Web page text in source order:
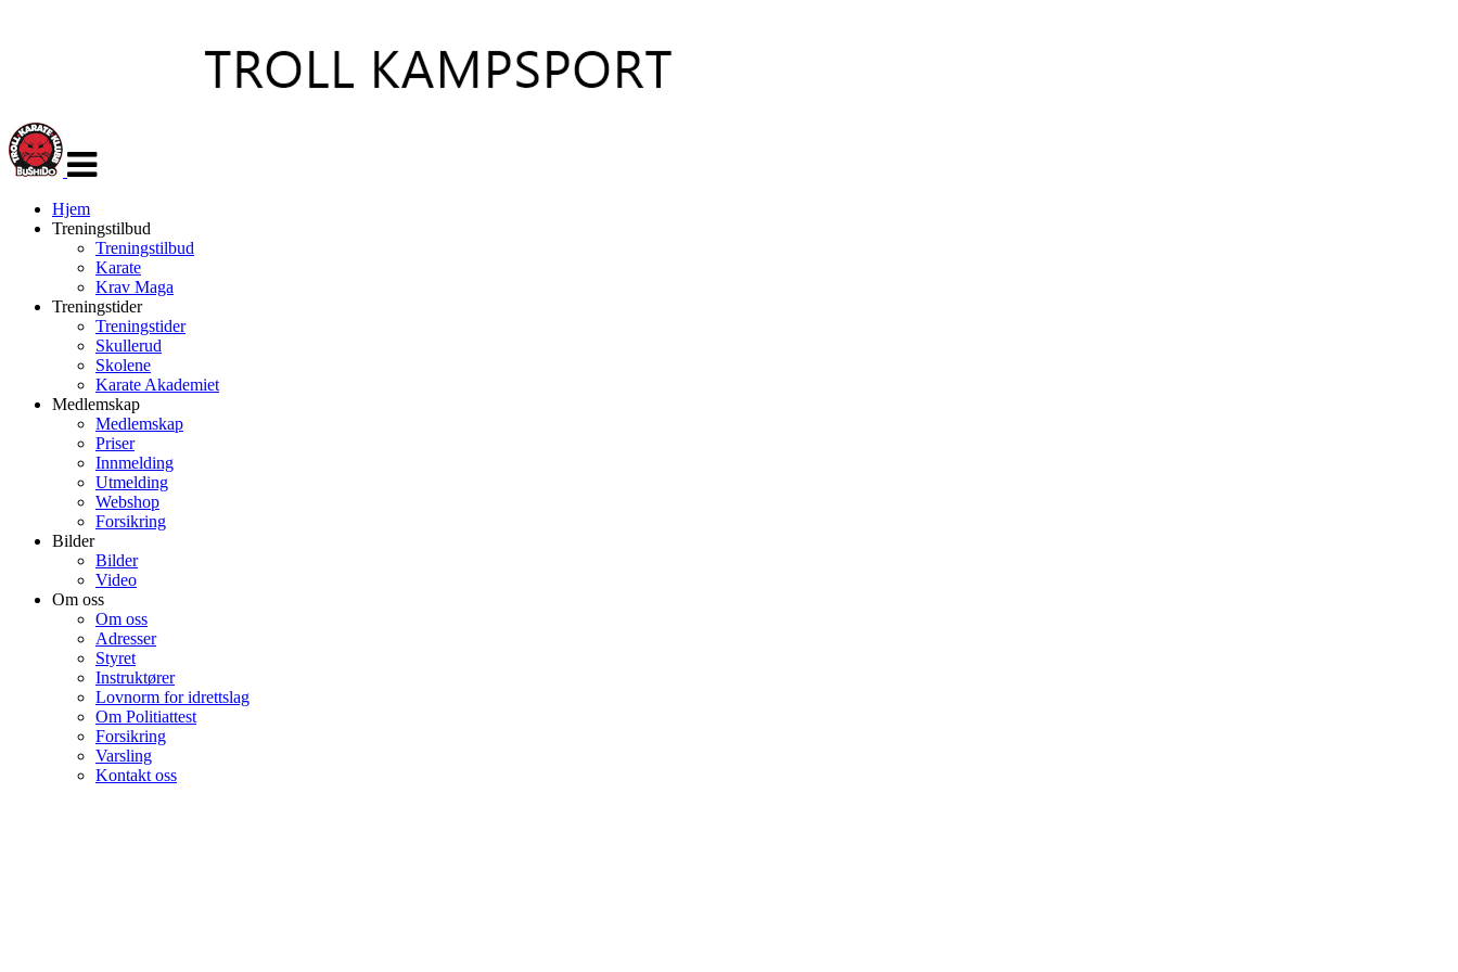
navigasjon
Hjem
Treningstilbud
Treningstilbud
Karate
Krav Maga
Treningstider
Treningstider
Skullerud
Skolene
Karate Akademiet
Medlemskap
Medlemskap
Priser
Innmelding
Utmelding
Webshop
Forsikring
Bilder
Bilder
Video
Om oss
Om oss
Adresser
Styret
Instruktører
Lovnorm for idrettslag
Om Politiattest
Forsikring
Varsling
Kontakt oss